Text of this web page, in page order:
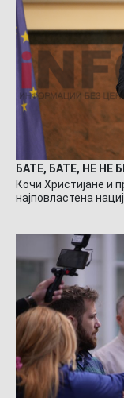
БАТЕ, БАТЕ, НЕ НЕ
Кочи Христијане и
најповластена